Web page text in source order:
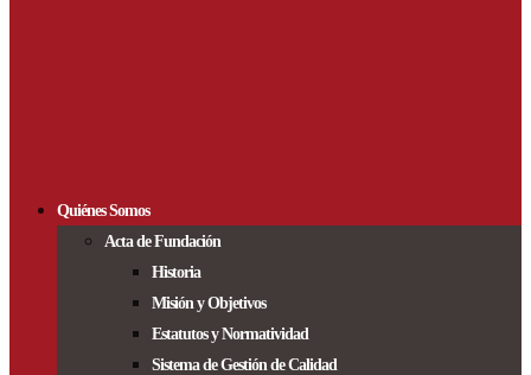
Quiénes Somos
Acta de Fundación
Historia
Misión y Objetivos
Estatutos y Normatividad
Sistema de Gestión de Calidad